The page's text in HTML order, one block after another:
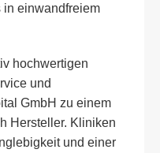
in einwandfreiem
hochwertigen
und
GmbH zu einem
Hersteller. Kliniken
und einer